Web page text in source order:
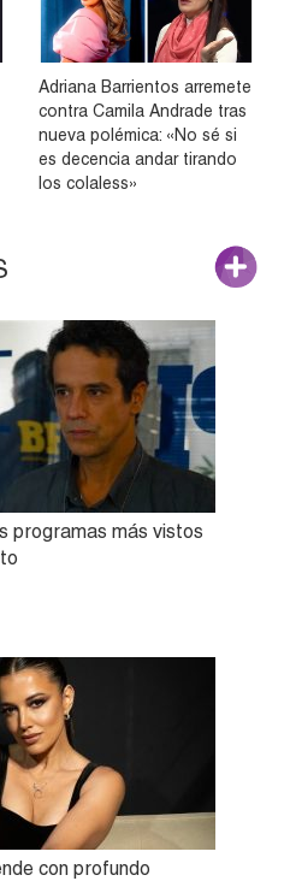
Adriana Barrientos arremete
contra Camila Andrade tras
nueva polémica: «No sé si
es decencia andar tirando
los colaless»
programas más vistos
con profundo